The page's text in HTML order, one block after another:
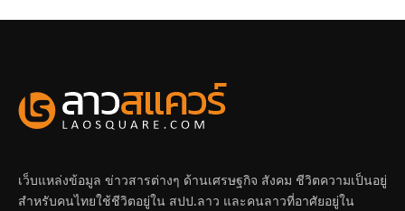
เว็บแหล่งข้อมูล ข่าวสารต่างๆ ด้านเศรษฐกิจ สังคม ชีวิตความเป็นอยู่
สำหรับคนไทยใช้ชีวิตอยู่ใน สปป.ลาว และคนลาวที่อาศัยอยู่ใน